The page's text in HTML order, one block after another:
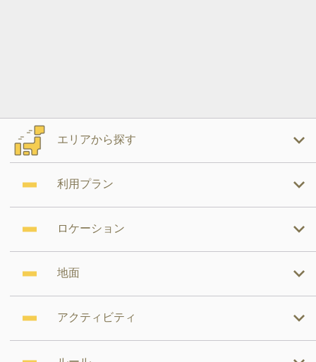
エリアから探す
利用プラン
ロケーション
地面
アクティビティ